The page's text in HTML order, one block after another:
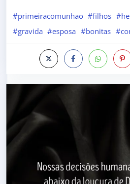
#primeiracomunhao #filhos
#gravida #esposa #bonitas